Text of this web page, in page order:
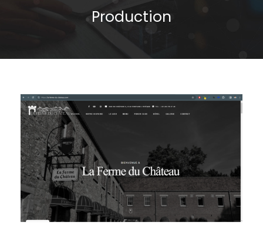
Production